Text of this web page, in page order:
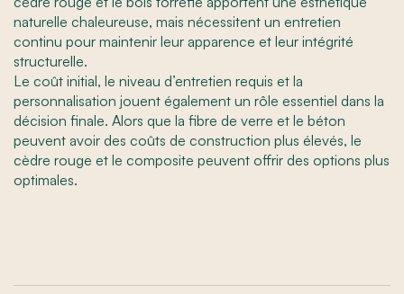
naturelle chaleureuse, mais nécessitent un entretien
continu pour maintenir leur apparence et leur intégrité
structurelle.
Le coût initial, le niveau d’entretien requis et la
personnalisation jouent également un rôle essentiel dans la
décision finale. Alors que la fibre de verre et le béton
peuvent avoir des coûts de construction plus élevés, le
cèdre rouge et le composite peuvent offrir des options plus
optimales.